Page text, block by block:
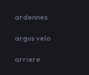
ardennes
argus velo
arriere